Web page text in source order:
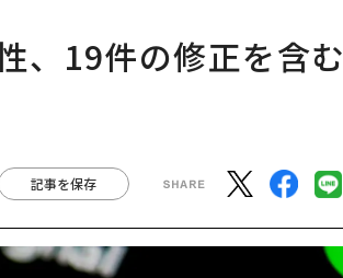
、19件の修正を含む
記事を保存